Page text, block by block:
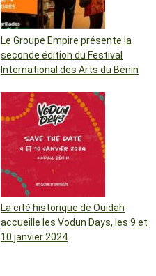
Le Groupe Empire présente la
seconde édition du Festival
International des Arts du Bénin
La cité historique de Ouidah
accueille les Vodun Days, les 9 et
10 janvier 2024